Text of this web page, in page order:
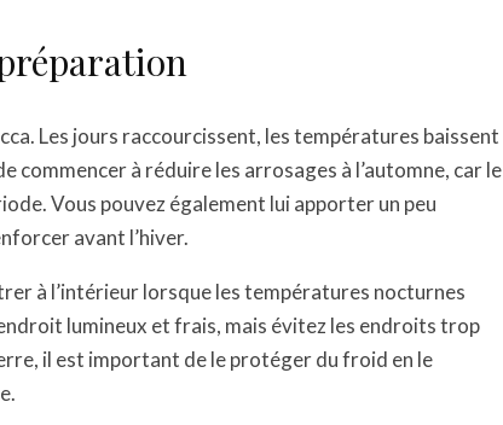
Les jours raccourcissent, les températures baissent
commencer à réduire les arrosages à l’automne, car le
Vous pouvez également lui apporter un peu
avant l’hiver.
à l’intérieur lorsque les températures nocturnes
lumineux et frais, mais évitez les endroits trop
il est important de le protéger du froid en le